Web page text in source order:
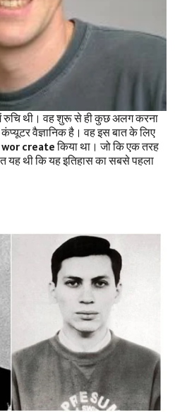
रुचि थी। वह शुरू से ही कुछ अलग करना
वैज्ञानिक है। वह इस बात के लिए
wor create किया था। जो कि एक तरह
यह थी कि यह इतिहास का सबसे पहला